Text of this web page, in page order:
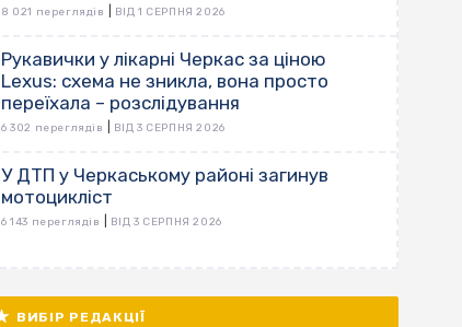
8 021 переглядів ВІД 1 СЕРПНЯ 2026
Рукавички у лікарні Черкас за ціною
Lexus: схема не зникла, вона просто
переїхала – розслідування
6 302 переглядів ВІД 3 СЕРПНЯ 2026
У ДТП у Черкаському районі загинув
мотоцикліст
6 143 переглядів ВІД 3 СЕРПНЯ 2026
ВИБІР РЕДАКЦІЇ